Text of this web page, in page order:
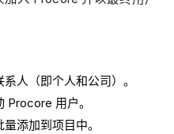
人（即个人和公司）。
Procore 用户。
添加到项目中。